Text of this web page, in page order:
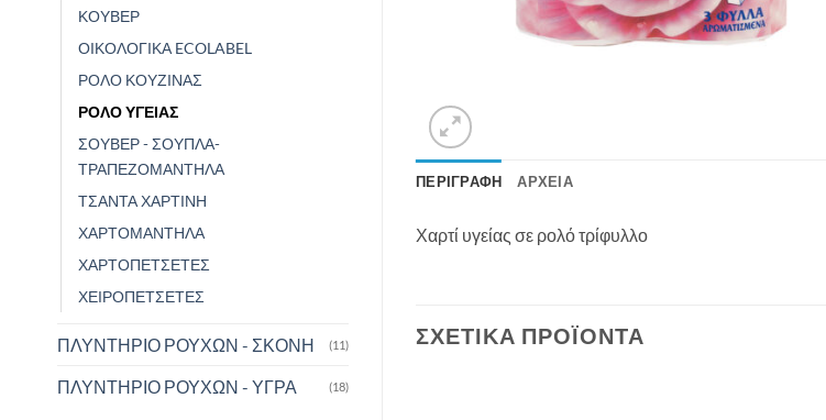
ΚΟΥΒΕΡ
ΟΙΚΟΛΟΓΙΚΑ ECOLABEL
ΡΟΛΟ ΚΟΥΖΙΝΑΣ
ΡΟΛΟ ΥΓΕΙΑΣ
ΣΟΥΒΕΡ - ΣΟΥΠΛΑ-
ΤΡΑΠΕΖΟΜΑΝΤΗΛΑ
ΤΣΑΝΤΑ ΧΑΡΤΙΝΗ
ΧΑΡΤΟΜΑΝΤΗΛΑ
ΧΑΡΤΟΠΕΤΣΕΤΕΣ
ΧΕΙΡΟΠΕΤΣΕΤΕΣ
ΠΛΥΝΤΗΡΙΟ ΡΟΥΧΩΝ - ΣΚΟΝΗ (11)
ΠΛΥΝΤΗΡΙΟ ΡΟΥΧΩΝ - ΥΓΡΑ (18)
ΠΕΡΙΓΡΑΦΉ ΑΡΧΕΊΑ
Χαρτί υγείας σε ρολό τρίφυλλο
ΣΧΕΤΙΚΆ ΠΡΟΪΌΝΤΑ